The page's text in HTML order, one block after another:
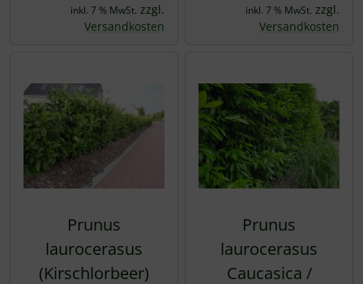
inkl. 7 % MwSt. zzgl.
Versandkosten
inkl. 7 % MwSt. zzgl.
Versandkosten
Prunus
laurocerasus
(Kirschlorbeer)
Prunus
laurocerasus
Caucasica /